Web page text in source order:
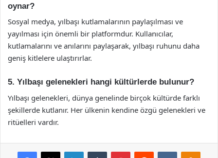
oynar?
Sosyal medya, yılbaşı kutlamalarının paylaşılması ve
yayılması için önemli bir platformdur. Kullanıcılar,
kutlamalarını ve anılarını paylaşarak, yılbaşı ruhunu daha
geniş kitlelere ulaştırırlar.
5. Yılbaşı gelenekleri hangi kültürlerde bulunur?
Yılbaşı gelenekleri, dünya genelinde birçok kültürde farklı
şekillerde kutlanır. Her ülkenin kendine özgü gelenekleri ve
ritüelleri vardır.
Facebook
X LinkedInTumblr PinterestReddit VKontakte